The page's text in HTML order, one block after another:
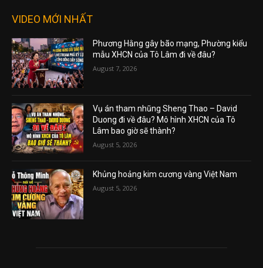
VIDEO MỚI NHẤT
Phương Hằng gây bão mạng, Phường kiểu
mẫu XHCN của Tô Lâm đi về đâu?
August 7, 2026
Vụ án tham nhũng Sheng Thao – David
Duong đi về đâu? Mô hình XHCN của Tô
Lâm bao giờ sẽ thành?
August 5, 2026
Khủng hoảng kim cương vàng Việt Nam
August 5, 2026